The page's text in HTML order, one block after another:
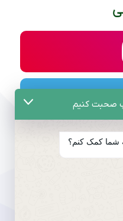
صحبت کنیم
شما کمک کنم؟